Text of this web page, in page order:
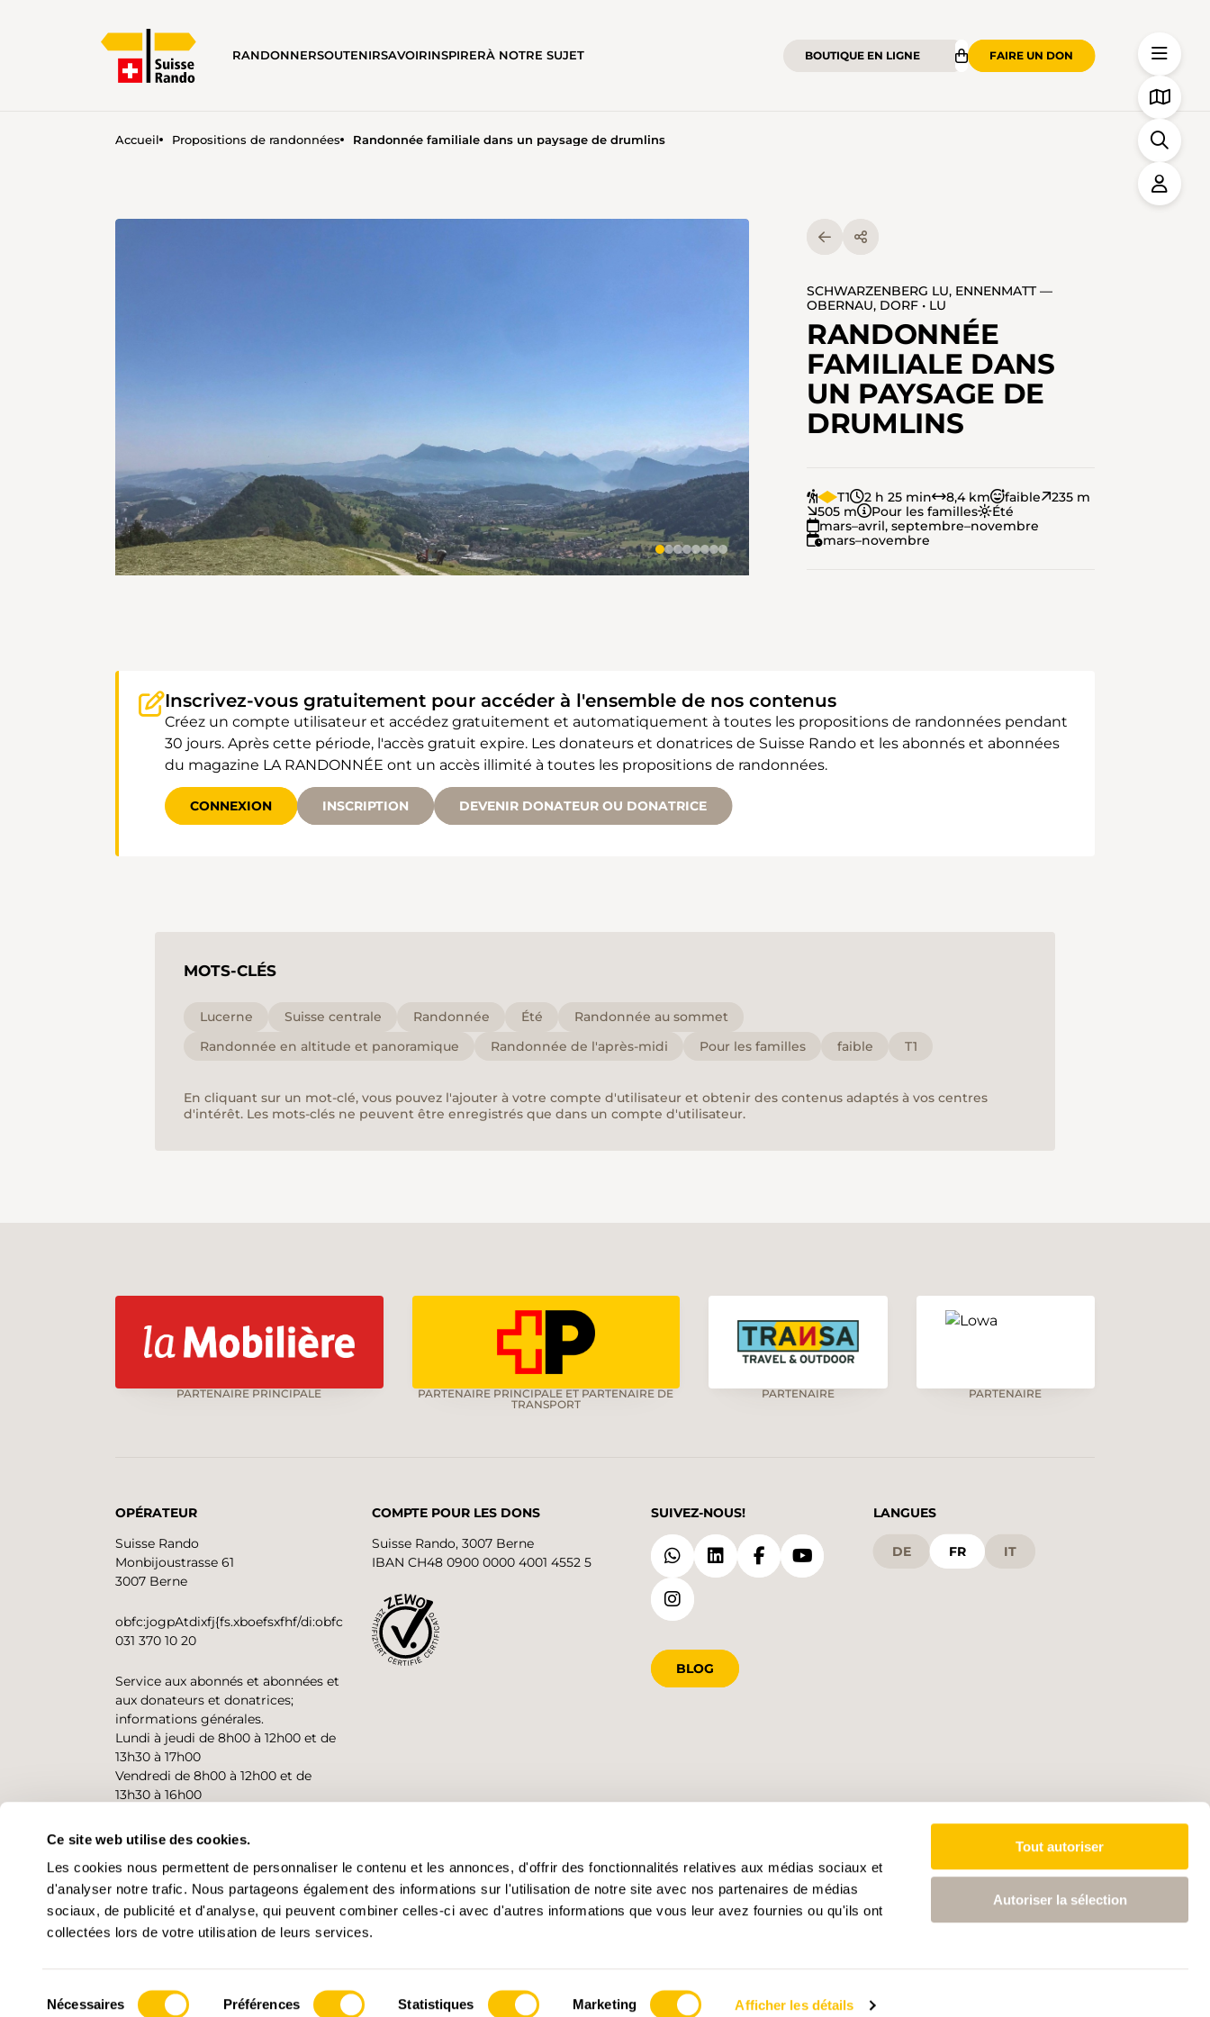
Ce site web utilise des cookies.
Les cookies nous permettent de personnaliser le contenu et les annonces, d'offrir des fonctionnalités relatives aux médias sociaux et
d'analyser notre trafic. Nous partageons également des informations sur l'utilisation de notre site avec nos partenaires de médias
sociaux, de publicité et d'analyse, qui peuvent combiner celles-ci avec d'autres informations que vous leur avez fournies ou qu'ils ont
collectées lors de votre utilisation de leurs services.
Nécessaires Préférences Statistiques Marketing Afficher les détails
Tout autoriser
Autoriser la sélection
RANDONNERSOUTENIRSAVOIRINSPIRERÀ NOTRE SUJET BOUTIQUE EN LIGNE FAIRE UN DON
Accueil Propositions de randonnées Randonnée familiale dans un paysage de drumlins
SCHWARZENBERG LU, ENNENMATT —
OBERNAU, DORF • LU
RANDONNÉE
FAMILIALE DANS
UN PAYSAGE DE
DRUMLINS
T1 2 h 25 min 8,4 km faible
235 m
505 m
Pour les familles
Été
mars–avril, septembre–novembre
mars–novembre
Inscrivez-vous gratuitement pour accéder à l'ensemble de nos contenus
Créez un compte utilisateur et accédez gratuitement et automatiquement à toutes les propositions de randonnées pendant
30 jours. Après cette période, l'accès gratuit expire. Les donateurs et donatrices de Suisse Rando et les abonnés et abonnées
du magazine LA RANDONNÉE ont un accès illimité à toutes les propositions de randonnées.
CONNEXION INSCRIPTION DEVENIR DONATEUR OU DONATRICE
MOTS-CLÉS
Lucerne Suisse centrale Randonnée Été
Randonnée au sommet
Randonnée en altitude et panoramique
Randonnée de l'après-midi Pour les familles faible T1
En cliquant sur un mot-clé, vous pouvez l'ajouter à votre compte d'utilisateur et obtenir des contenus adaptés à vos centres
d'intérêt. Les mots-clés ne peuvent être enregistrés que dans un compte d'utilisateur.
PARTENAIRE PRINCIPALE
PARTENAIRE PRINCIPALE ET PARTENAIRE DE
TRANSPORT
PARTENAIRE PARTENAIRE
OPÉRATEUR
Suisse Rando
Monbijoustrasse 61
3007 Berne
obfc:jogpAtdixfj{fs.xboefsxfhf/di:obfc
031 370 10 20
Service aux abonnés et abonnées et
aux donateurs et donatrices;
informations générales.
Lundi à jeudi de 8h00 à 12h00 et de
13h30 à 17h00
Vendredi de 8h00 à 12h00 et de
13h30 à 16h00
CONTACT
COMPTE POUR LES DONS
Suisse Rando, 3007 Berne
IBAN CH48 0900 0000 4001 4552 5
SUIVEZ-NOUS!
BLOG
LANGUES
DE FR IT
© 2026 • Suisse Rando Paramètres des cookies Impressum Conditions généralesConfidentialitéDirectives intelligence artificielle